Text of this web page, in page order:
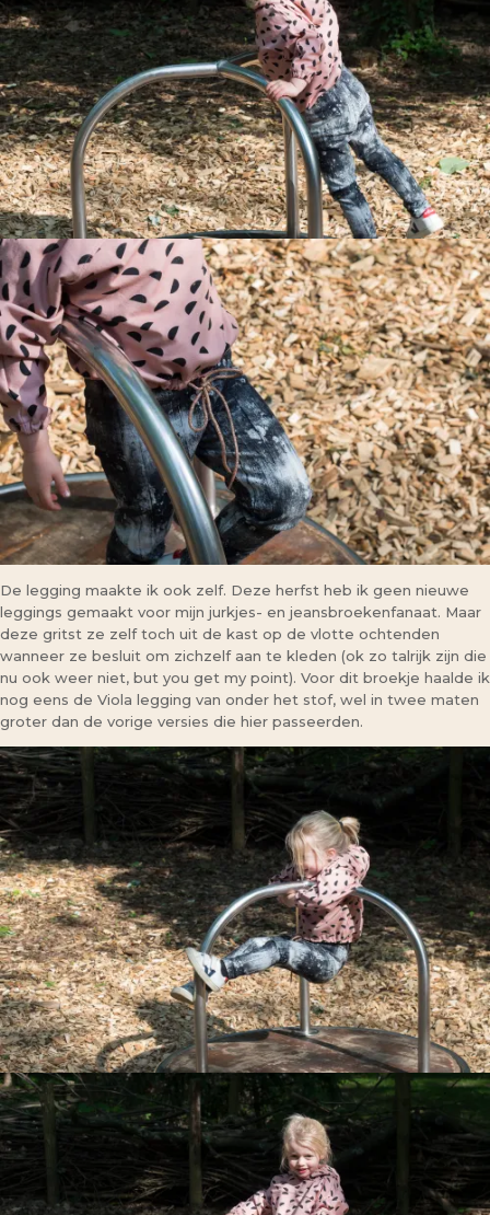
De legging maakte ik ook zelf. Deze herfst heb ik geen nieuwe
leggings gemaakt voor mijn jurkjes- en jeansbroekenfanaat. Maar
deze gritst ze zelf toch uit de kast op de vlotte ochtenden
wanneer ze besluit om zichzelf aan te kleden (ok zo talrijk zijn die
nu ook weer niet, but you get my point). Voor dit broekje haalde ik
nog eens de Viola legging van onder het stof, wel in twee maten
groter dan de vorige versies die hier passeerden.